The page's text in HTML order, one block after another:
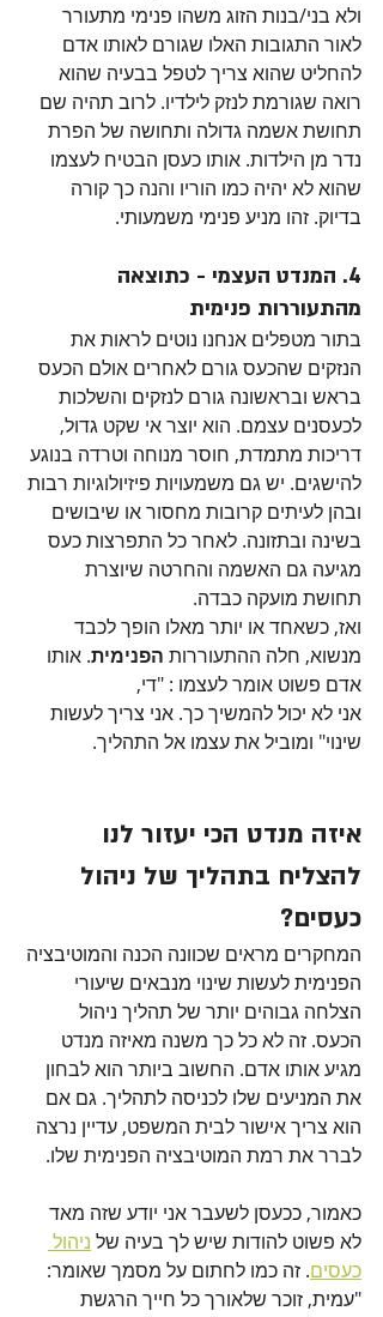
ולא בני/בנות הזוג משהו פנימי מתעורר
לאור התגובות האלו שגורם לאותו אדם
להחליט שהוא צריך לטפל בבעיה שהוא
רואה שגורמת לנזק לילדיו. לרוב תהיה שם
תחושת אשמה גדולה ותחושה של הפרת
נדר מן הילדות. אותו כעסן הבטיח לעצמו
שהוא לא יהיה כמו הוריו והנה כך קורה
בדיוק. זהו מניע פנימי משמעותי.
4. המנדט העצמי - כתוצאה
מהתעוררות פנימית
בתור מטפלים אנחנו נוטים לראות את
הנזקים שהכעס גורם לאחרים אולם הכעס
בראש ובראשונה גורם לנזקים והשלכות
לכעסנים עצמם. הוא יוצר אי שקט גדול,
דריכות מתמדת, חוסר מנוחה וטרדה בנוגע
להישגים. יש גם משמעויות פיזיולוגיות רבות
ובהן לעיתים קרובות מחסור או שיבושים
בשינה ובתזונה. לאחר כל התפרצות כעס
מגיעה גם האשמה והחרטה שיוצרת
תחושת מועקה כבדה.
ואז, כשאחד או יותר מאלו הופך לכבד
מנשוא, חלה ההתעוררות הפנימית. אותו
אדם פשוט אומר לעצמו : "די,
אני לא יכול להמשיך כך. אני צריך לעשות
שינוי" ומוביל את עצמו אל התהליך.
איזה מנדט הכי יעזור לנו
להצליח בתהליך של ניהול
כעסים?
המחקרים מראים שכוונה הכנה והמוטיבציה
הפנימית לעשות שינוי מנבאים שיעורי
הצלחה גבוהים יותר של תהליך ניהול
הכעס. זה לא כל כך משנה מאיזה מנדט
מגיע אותו אדם. החשוב ביותר הוא לבחון
את המניעים שלו לכניסה לתהליך. גם אם
הוא צריך אישור לבית המשפט, עדיין נרצה
לברר את רמת המוטיבציה הפנימית שלו.
כאמור, ככעסן לשעבר אני יודע שזה מאד
לא פשוט להודות שיש לך בעיה של ניהול
כעסים. זה כמו לחתום על מסמך שאומר:
"עמית, זוכר שלאורך כל חייך הרגשת